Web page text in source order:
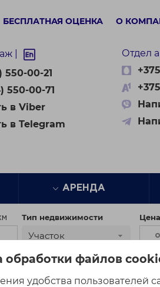
обработки файлов
удобства пользователей
БЕСПЛАТНАЯ ОЦЕНКА О
|
550-00-21
550-00-71
в Viber
в Telegram
Отдел
АРЕНДА
Тип недвижимости
Участок
Цена